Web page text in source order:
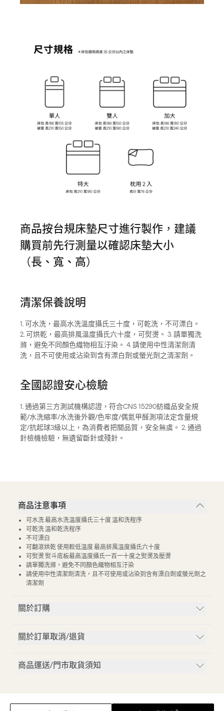
商品按台規床墊尺寸進行製作，建議
購買前先行測量以確認床墊大小
（長、寬、高）
清潔保養說明
1. 可水洗，最高水洗溫度攝氏三十度，可乾洗，不可漂白。
2. 可烘乾，最高排風溫度攝氏六十度，可熨燙。 3. 請單獨洗
滌，避免不同顏色織物相互汙染。 4. 請使用中性清潔劑清
洗，且不可使用或沾染到含有漂白劑或螢光劑之清潔劑。
全國認證安心檢驗
1. 通過第三方測試機構認證，符合CNS 15290紡織品安全規
範/水洗縮率/水洗後外觀/色牢度/偶氮甲醛測項法定含量規
定/抗起球3級以上，為消費者把關品質，安全無虞。 2. 通過
針檢機檢驗，無遺留斷針或殘針。
商品注意事項
可水洗 最高水洗溫度攝氏三十度 溫和洗程序
可乾洗 溫和乾洗程序
不可漂白
可翻滾烘乾 使用較低溫度 最高排風溫度攝氏六十度
可熨燙 熨斗底板最高溫度攝氏一百一十度之熨燙及壓燙
請單獨洗滌，避免不同顏色織物相互汙染
請使用中性清潔劑清洗，且不可使用或沾染到含有漂白劑或螢光劑之
清潔劑
關於訂購
關於訂單取消/退貨
商品運送/門市取貨須知